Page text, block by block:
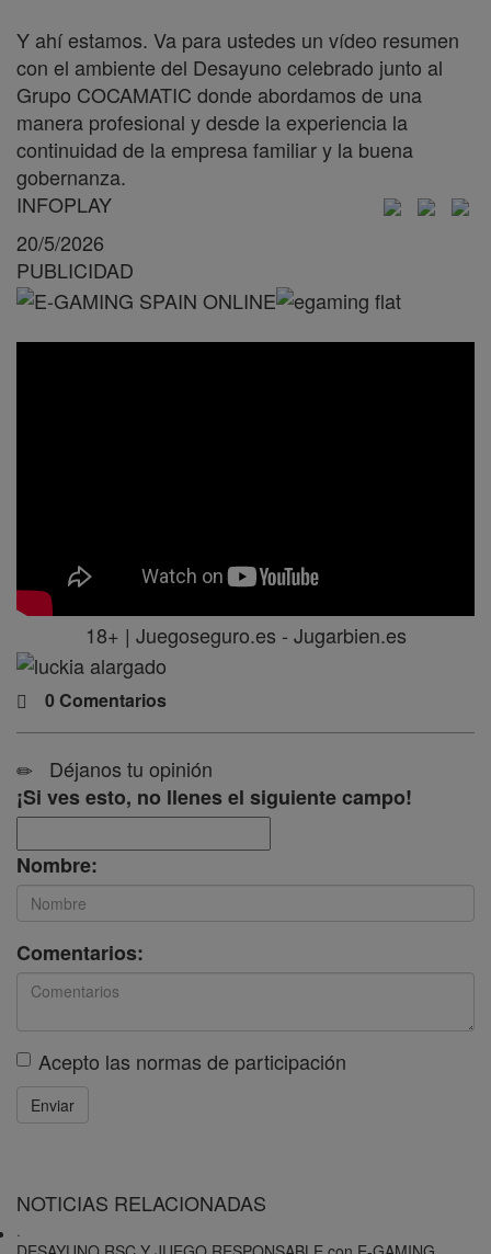
Y ahí estamos. Va para ustedes un vídeo resumen
con el ambiente del Desayuno celebrado junto al
Grupo COCAMATIC donde abordamos de una
manera profesional y desde la experiencia la
continuidad de la empresa familiar y la buena
gobernanza.
INFOPLAY
20/5/2026
PUBLICIDAD
18+ | Juegoseguro.es - Jugarbien.es
0 Comentarios
Déjanos tu opinión
¡Si ves esto, no llenes el siguiente campo!
Nombre:
Comentarios:
Acepto las normas de participación
Enviar
NOTICIAS RELACIONADAS
·